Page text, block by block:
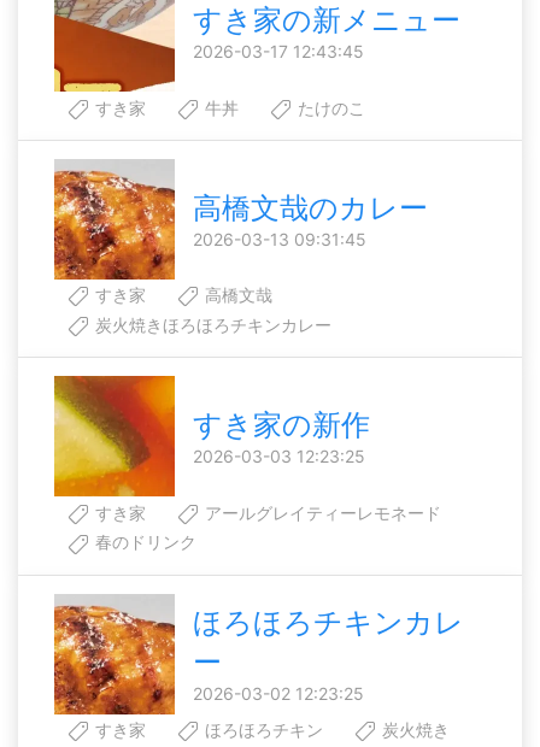
すき家の新メニュー
2026-03-17 12:43:45
すき家 牛丼 たけのこ
高橋文哉のカレー
2026-03-13 09:31:45
すき家
高橋文哉
炭火焼きほろほろチキンカレー
すき家の新作
2026-03-03 12:23:25
すき家
アールグレイティーレモネード
春のドリンク
ほろほろチキンカレ
ー
2026-03-02 12:23:25
すき家
ほろほろチキン 炭火焼き